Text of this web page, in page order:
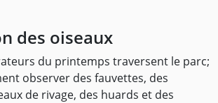
des oiseaux
du printemps traversent le parc;
observer des fauvettes, des
de rivage, des huards et des